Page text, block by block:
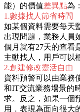
能）的價值差異點為：
1.數據找人節省時間
如某個資料需要每天
出現問題，業務人員
個月就有27天的查看
主動找人，用戶可以
2.創建修改靈活自由
資料預警可以由業務
和IT交流業務場景的
求。反之，如果一個
用，表現為面向很大